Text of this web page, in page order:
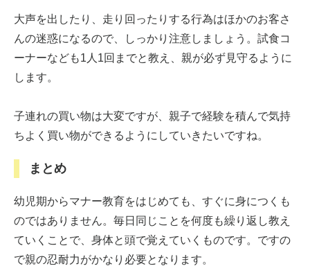
大声を出したり、走り回ったりする行為はほかのお客さ
んの迷惑になるので、しっかり注意しましょう。試食コ
ーナーなども1人1回までと教え、親が必ず見守るように
します。
子連れの買い物は大変ですが、親子で経験を積んで気持
ちよく買い物ができるようにしていきたいですね。
まとめ
幼児期からマナー教育をはじめても、すぐに身につくも
のではありません。毎日同じことを何度も繰り返し教え
ていくことで、身体と頭で覚えていくものです。ですの
で親の忍耐力がかなり必要となります。